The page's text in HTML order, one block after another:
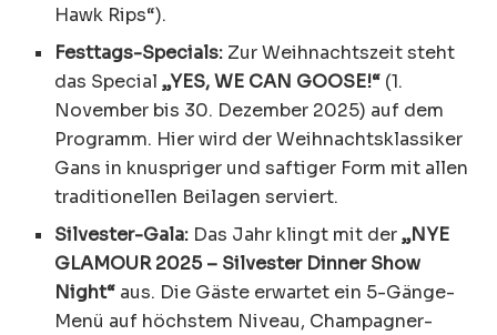
Hawk Rips“).
Festtags-Specials: Zur Weihnachtszeit steht
das Special„YES, WE CAN GOOSE!“ (1.
November bis 30. Dezember 2025) auf dem
Programm. Hier wird der Weihnachtsklassiker
Gans in knuspriger und saftiger Form mit allen
traditionellen Beilagen serviert.
Silvester-Gala: Das Jahr klingt mit der„NYE
GLAMOUR 2025 – Silvester Dinner Show
Night“ aus. Die Gäste erwartet ein 5-Gänge-
Menü auf höchstem Niveau, Champagner-